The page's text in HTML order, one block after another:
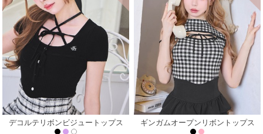
デコルテリボンビジュートップス ギンガムオープンリボントップス